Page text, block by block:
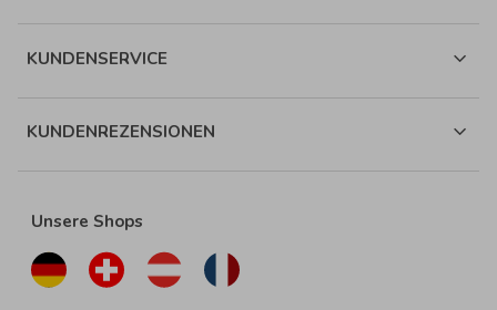
KUNDENSERVICE
KUNDENREZENSIONEN
Unsere Shops